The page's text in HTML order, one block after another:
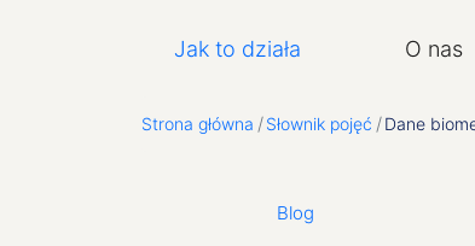
Główna nawigacja
Jak to działa O nas
Strona główna Słownik pojęć Dane
Second level menu: O Nas
Blog